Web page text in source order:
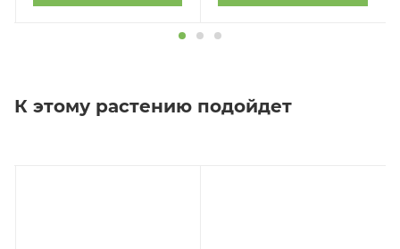
К этому растению подойдет